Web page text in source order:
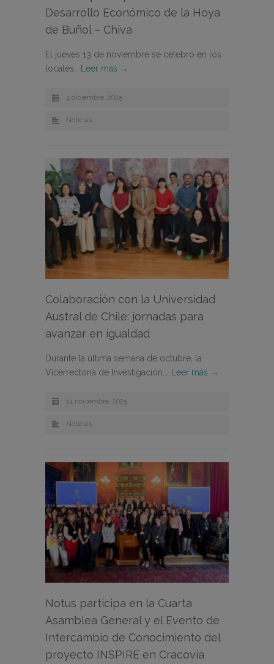
Desarrollo Económico de la Hoya
de Buñol – Chiva
El jueves 13 de noviembre se celebró en los
locales… Leer más →
4 diciembre, 2025
Noticias
Colaboración con la Universidad
Austral de Chile: jornadas para
avanzar en igualdad
Durante la última semana de octubre, la
Vicerrectoría de Investigación,… Leer más →
14 noviembre, 2025
Noticias
Notus participa en la Cuarta
Asamblea General y el Evento de
Intercambio de Conocimiento del
proyecto INSPIRE en Cracovia